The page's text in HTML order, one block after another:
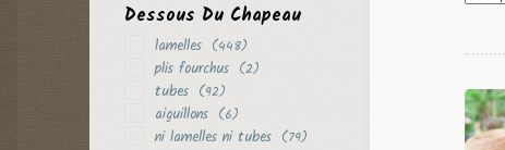
Dessous Du Chapeau
lamelles (448)
plis fourchus (2)
tubes (92)
aiguillons (6)
ni lamelles ni tubes (79)